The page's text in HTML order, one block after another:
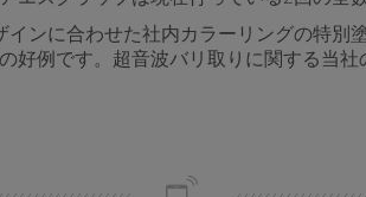
インに合わせた社内カラーリングの特
好例です。超音波バリ取りに関する当